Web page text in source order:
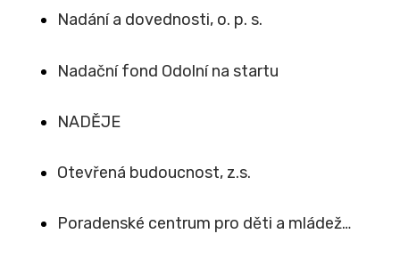
Nadání a dovednosti, o. p. s.
Nadační fond Odolní na startu
NADĚJE
Otevřená budoucnost, z.s.
Poradenské centrum pro děti a mládež…